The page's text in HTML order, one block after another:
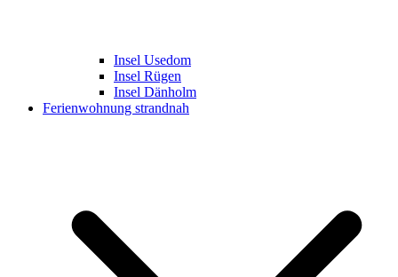
Insel Usedom
Insel Rügen
Insel Dänholm
Ferienwohnung strandnah